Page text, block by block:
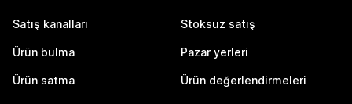
Satış kanalları
Ürün bulma
Ürün satma
Stoksuz satış
Pazar yerleri
Ürün değerlendirmeleri